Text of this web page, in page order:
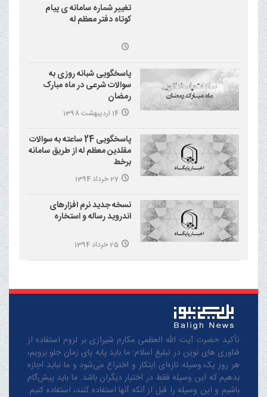
تغییر شماره سامانه ی پیام
کوتاه دفتر معظم له
پاسخگویی شبانه روزی به
سوالات شرعی در ماه مبارک
رمضان
14 اردیبهشت 1398
پاسخگویی 24 ساعته به سوالات
مقلدین معظم له از طریق سامانه
برخط
27 خرداد 1394
نسخه جدید نرم افزارهای
اندروید رساله و استخاره
25 خرداد 1394
تأکید حضرت آیت الله العظمی مکارم شیرازی بر لزوم استفاده از
فناوری های نوین در تبلیغ اسلام: ما باید پابه پای زمان جلو برویم،
هر روز یک وسیله تازه‌ای ابتکار و اختراع می‌شود و ما نباید اجازه
بدهیم که این وسیله فقط در اختیار دیگران باشد. ما باید پیش‌گام
باشیم و این وسیله را قبل از آنکه آنها استفاده کنند، استفاده کنیم.